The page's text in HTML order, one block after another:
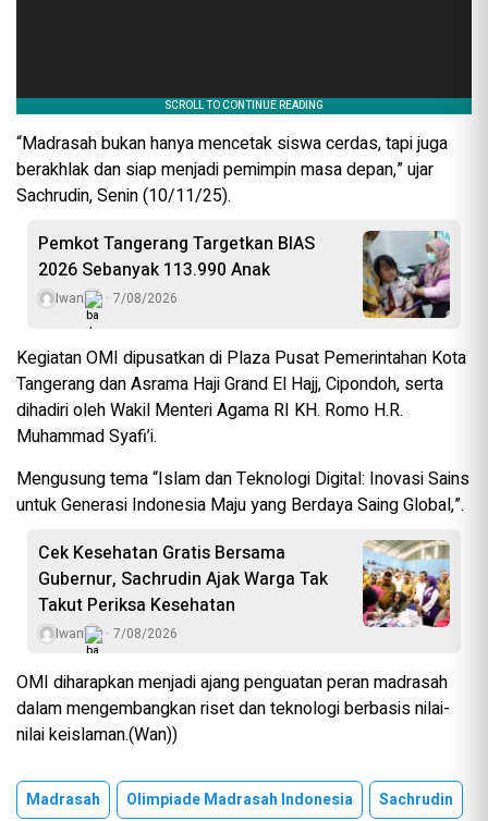
“Madrasah bukan hanya mencetak siswa cerdas, tapi juga
berakhlak dan siap menjadi pemimpin masa depan,” ujar
Sachrudin, Senin (10/11/25).
Pemkot Tangerang Targetkan BIAS
2026 Sebanyak 113.990 Anak
Iwan 7/08/2026
Kegiatan OMI dipusatkan di Plaza Pusat Pemerintahan Kota
Tangerang dan Asrama Haji Grand El Hajj, Cipondoh, serta
dihadiri oleh Wakil Menteri Agama RI KH. Romo H.R.
Muhammad Syafi’i.
Mengusung tema “Islam dan Teknologi Digital: Inovasi Sains
untuk Generasi Indonesia Maju yang Berdaya Saing Global,”.
Cek Kesehatan Gratis Bersama
Gubernur, Sachrudin Ajak Warga Tak
Takut Periksa Kesehatan
Iwan 7/08/2026
OMI diharapkan menjadi ajang penguatan peran madrasah
dalam mengembangkan riset dan teknologi berbasis nilai-
nilai keislaman.(Wan))
Madrasah Olimpiade Madrasah Indonesia Sachrudin